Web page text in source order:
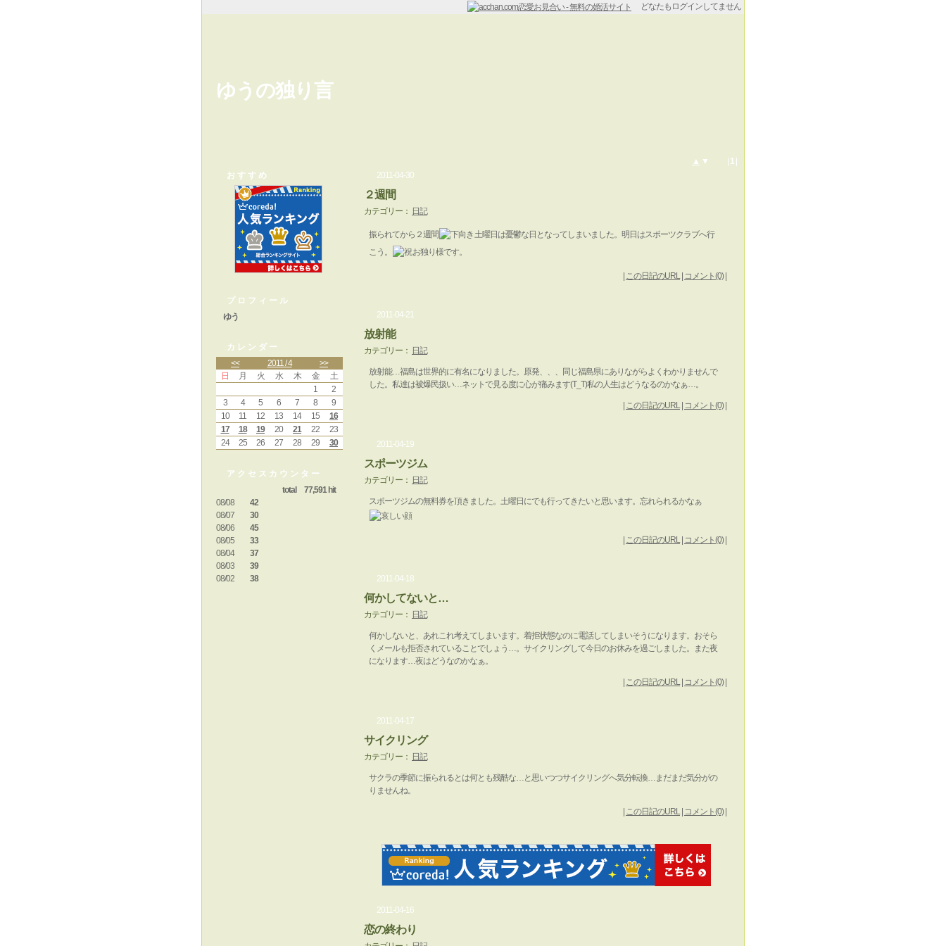
どなたもログインしてません
ゆうの独り言
おすすめ
プロフィール
ゆう
カレンダー
<<
2011 / 4
>>
日
月 火 水 木 金
土
1
2
3
4 5 6 7 8
9
10
11 12 13 14 15
16
17
18 19 20 21 22
23
24
25 26 27 28 29 30
アクセスカウンター
total 77,591 hit
08/08
42
08/07
30
08/06
45
08/05
33
08/04
37
08/03
39
08/02
38
▲ ▼ | 1
2011-04-30
２週間
カテゴリー： 日記
振られてから２週間
土曜日は憂鬱な日となってしまいました。明日はスポーツクラブへ行
こう。
お独り様です。
この日記のURL| コメント(0)|
2011-04-21
放射能
カテゴリー： 日記
放射能…福島は世界的に有名になりました。原発、、、同じ福島県にありながらよくわかりませんで
した。私達は被爆民扱い…ネットで見る度に心が痛みます(T_T)私の人生はどうなるのかなぁ…。
この日記のURL| コメント(0)|
2011-04-19
スポーツジム
カテゴリー： 日記
スポーツジムの無料券を頂きました。土曜日にでも行ってきたいと思います。忘れられるかなぁ
この日記のURL| コメント(0)|
2011-04-18
何かしてないと…
カテゴリー： 日記
何かしないと、あれこれ考えてしまいます。着拒状態なのに電話してしまいそうになります。おそら
くメールも拒否されていることでしょう…。サイクリングして今日のお休みを過ごしました。また夜
になります…夜はどうなのかなぁ。
この日記のURL| コメント(0)|
2011-04-17
サイクリング
カテゴリー： 日記
サクラの季節に振られるとは何とも残酷な…と思いつつサイクリングへ気分転換…まだまだ気分がの
りませんね。
この日記のURL| コメント(0)|
2011-04-16
恋の終わり